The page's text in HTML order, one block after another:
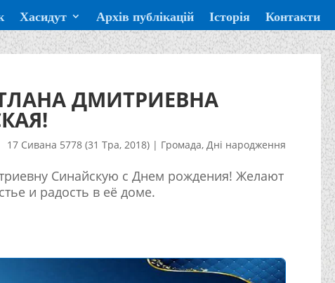
Хасидут Архів публікацій Історія Контакти
ДМИТРИЕВНА
17 Сивана 5778 (31 Тра, 2018)| Громада, Дні народження
Синайскую с Днем рождения! Желают
и радость в её доме.